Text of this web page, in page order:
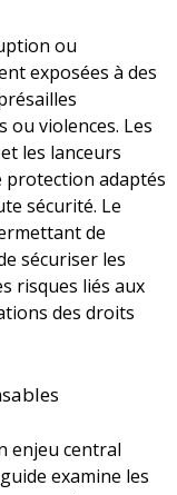
ou
exposées à des
violences. Les
les lanceurs
protection adaptés
sécurité. Le
de
sécuriser les
risques liés aux
des droits
enjeu central
examine les